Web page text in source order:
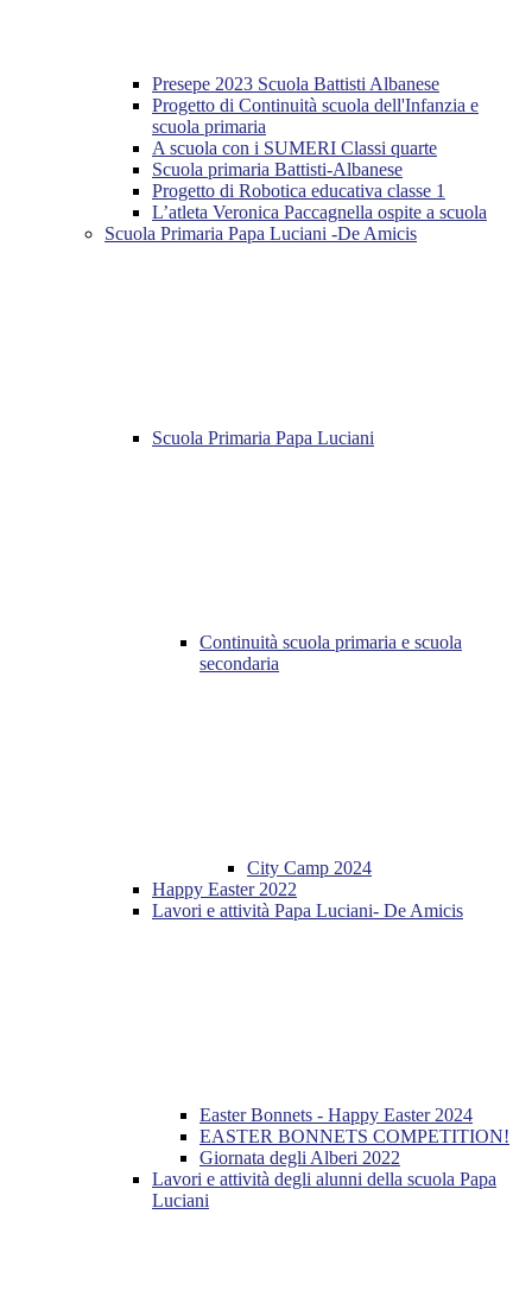
Presepe 2023 Scuola Battisti Albanese
Progetto di Continuità scuola dell'Infanzia e
scuola primaria
A scuola con i SUMERI Classi quarte
Scuola primaria Battisti-Albanese
Progetto di Robotica educativa classe 1
L’atleta Veronica Paccagnella ospite a scuola
Scuola Primaria Papa Luciani -De Amicis
Scuola Primaria Papa Luciani
Continuità scuola primaria e scuola
secondaria
City Camp 2024
Happy Easter 2022
Lavori e attività Papa Luciani- De Amicis
Easter Bonnets - Happy Easter 2024
EASTER BONNETS COMPETITION!
Giornata degli Alberi 2022
Lavori e attività degli alunni della scuola Papa
Luciani